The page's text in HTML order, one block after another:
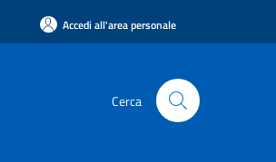
Accedi all'area personale
Cerca